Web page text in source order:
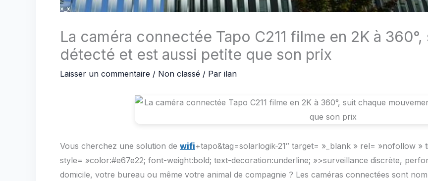
La caméra connectée Tapo C211 filme en 2K à
détecté et est aussi petite que son prix
Laisser un commentaire / Non classé / Par ilan
Vous cherchez une solution de wifi+tapo&tag=solarlogik-21″ target= »_blank » rel= »nofollow »
style= »color:#e67e22; font-weight:bold; text-decoration:underline; »>surveillance discrète,
domicile, votre bureau ou même votre animal de compagnie ? Les caméras connectées sont